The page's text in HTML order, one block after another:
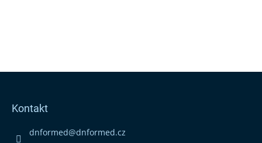
Kontakt
dnformed@dnformed.cz